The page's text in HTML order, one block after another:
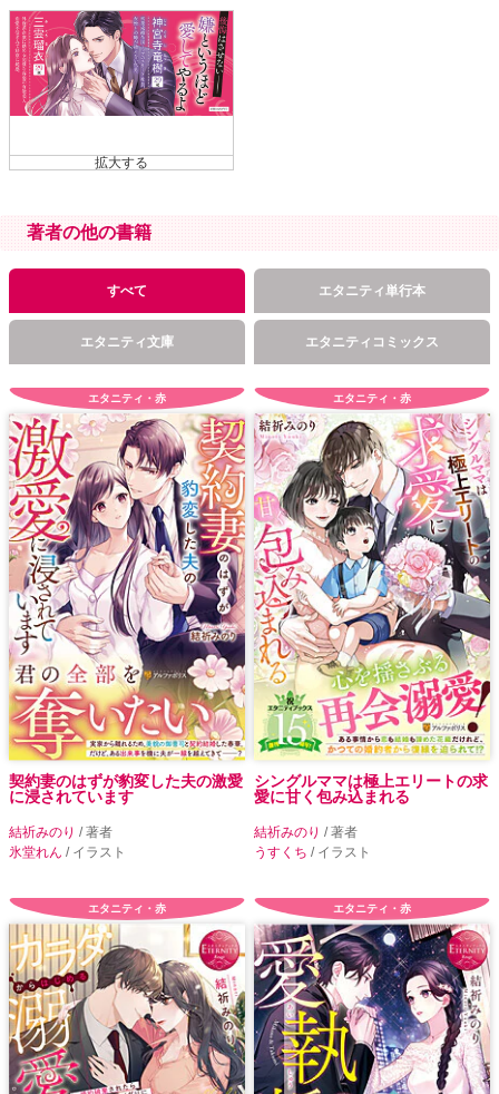
著者の他の書籍
すべて エタニティ単行本
エタニティ文庫 エタニティコミックス
エタニティ・赤
契約妻のはずが豹変した夫の激愛
に浸されています
結祈みのり / 著者
氷堂れん / イラスト
エタニティ・赤
シングルママは極上エリートの求
愛に甘く包み込まれる
結祈みのり / 著者
うすくち / イラスト
エタニティ・赤 エタニティ・赤